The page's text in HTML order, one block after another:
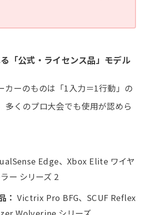
「公式・ライセンス品」モデル
カーのものは「1入力＝1行動」の
多くのプロ大会でも使用が認めら
Edge、Xbox Elite ワイヤ
ー シリーズ 2
： Victrix Pro BFG、SCUF Reflex